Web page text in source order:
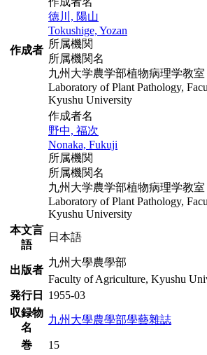
作成者
徳川, 陽山
Tokushige, Yozan
所属機関
所属機関名
九州大学農学部植物病理学教室
Laboratory of Plant Pathology,
Kyushu University
作成者名
野中, 福次
Nonaka, Fukuji
所属機関
所属機関名
九州大学農学部植物病理学教室
Laboratory of Plant Pathology,
Kyushu University
本文言
語
日本語
出版者
九州大學農學部
Faculty of Agriculture, Kyushu
発行日
1955-03
収録物
名
九州大學農學部學藝雜誌
巻
15